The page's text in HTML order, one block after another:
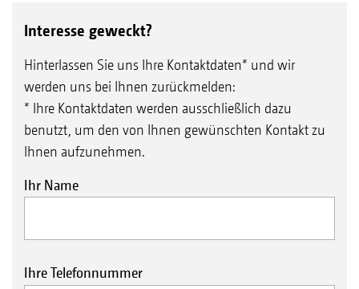
Interesse geweckt?
Hinterlassen Sie uns Ihre Kontaktdaten* und wir
werden uns bei Ihnen zurückmelden:
* Ihre Kontaktdaten werden ausschließlich dazu
benutzt, um den von Ihnen gewünschten Kontakt zu
Ihnen aufzunehmen.
Ihr Name
Ihre Telefonnummer